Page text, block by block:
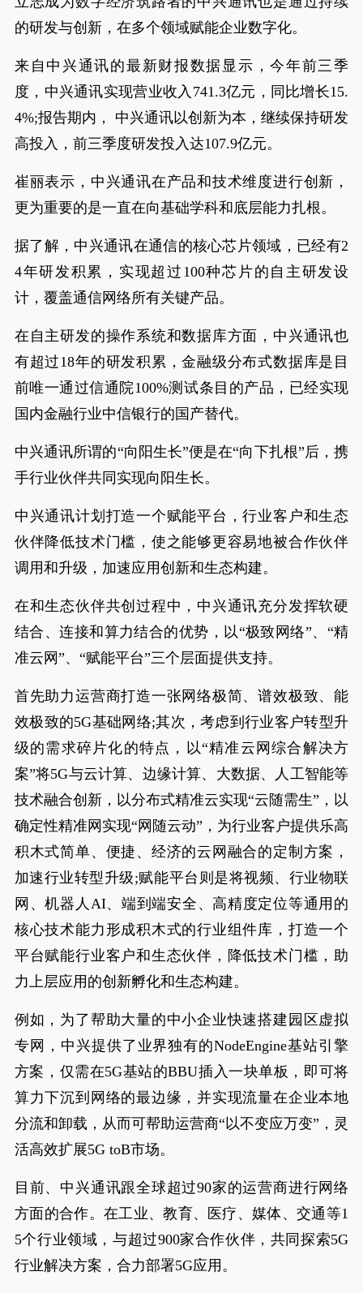
的研发与创新，在多个领域赋能企业数字化。
来自中兴通讯的最新财报数据显示，今年前三季
度，中兴通讯实现营业收入741.3亿元，同比增长15.
4%;报告期内， 中兴通讯以创新为本，继续保持研发
高投入，前三季度研发投入达107.9亿元。
崔丽表示，中兴通讯在产品和技术维度进行创新，
更为重要的是一直在向基础学科和底层能力扎根。
据了解，中兴通讯在通信的核心芯片领域，已经有2
4年研发积累，实现超过100种芯片的自主研发设
计，覆盖通信网络所有关键产品。
在自主研发的操作系统和数据库方面，中兴通讯也
有超过18年的研发积累，金融级分布式数据库是目
前唯一通过信通院100%测试条目的产品，已经实现
国内金融行业中信银行的国产替代。
中兴通讯所谓的“向阳生长”便是在“向下扎根”后，携
手行业伙伴共同实现向阳生长。
中兴通讯计划打造一个赋能平台，行业客户和生态
伙伴降低技术门槛，使之能够更容易地被合作伙伴
调用和升级，加速应用创新和生态构建。
在和生态伙伴共创过程中，中兴通讯充分发挥软硬
结合、连接和算力结合的优势，以“极致网络”、“精
准云网”、“赋能平台”三个层面提供支持。
首先助力运营商打造一张网络极简、谱效极致、能
效极致的5G基础网络;其次，考虑到行业客户转型升
级的需求碎片化的特点，以“精准云网综合解决方
案”将5G与云计算、边缘计算、大数据、人工智能等
技术融合创新，以分布式精准云实现“云随需生”，以
确定性精准网实现“网随云动”，为行业客户提供乐高
积木式简单、便捷、经济的云网融合的定制方案，
加速行业转型升级;赋能平台则是将视频、行业物联
网、机器人AI、端到端安全、高精度定位等通用的
核心技术能力形成积木式的行业组件库，打造一个
平台赋能行业客户和生态伙伴，降低技术门槛，助
力上层应用的创新孵化和生态构建。
例如，为了帮助大量的中小企业快速搭建园区虚拟
专网，中兴提供了业界独有的NodeEngine基站引擎
方案，仅需在5G基站的BBU插入一块单板，即可将
算力下沉到网络的最边缘，并实现流量在企业本地
分流和卸载，从而可帮助运营商“以不变应万变”，灵
活高效扩展5G toB市场。
目前、中兴通讯跟全球超过90家的运营商进行网络
方面的合作。在工业、教育、医疗、媒体、交通等1
5个行业领域，与超过900家合作伙伴，共同探索5G
行业解决方案，合力部署5G应用。